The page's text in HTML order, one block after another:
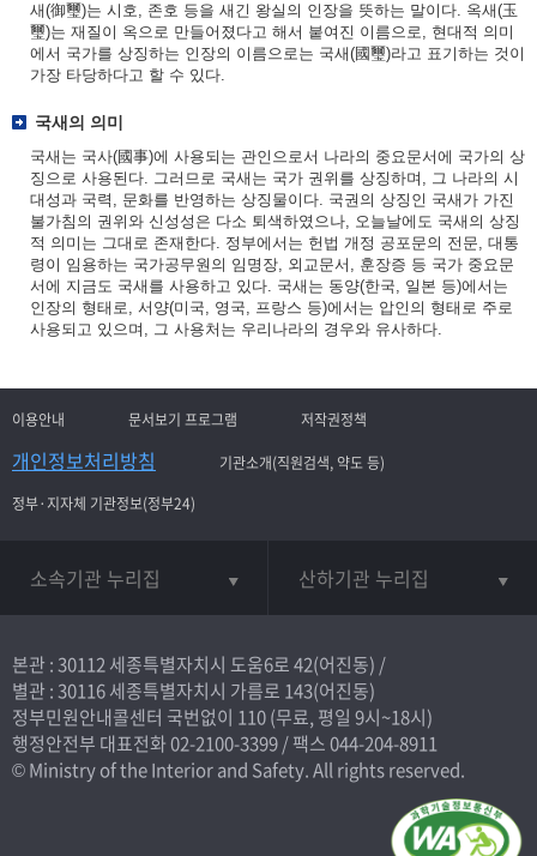
새(御璽)는 시호, 존호 등을 새긴 왕실의 인장을 뜻하는 말이다. 옥새(玉
璽)는 재질이 옥으로 만들어졌다고 해서 붙여진 이름으로, 현대적 의미
에서 국가를 상징하는 인장의 이름으로는 국새(國璽)라고 표기하는 것이
가장 타당하다고 할 수 있다.
국새의 의미
국새는 국사(國事)에 사용되는 관인으로서 나라의 중요문서에 국가의 상
징으로 사용된다. 그러므로 국새는 국가 권위를 상징하며, 그 나라의 시
대성과 국력, 문화를 반영하는 상징물이다. 국권의 상징인 국새가 가진
불가침의 권위와 신성성은 다소 퇴색하였으나, 오늘날에도 국새의 상징
적 의미는 그대로 존재한다. 정부에서는 헌법 개정 공포문의 전문, 대통
령이 임용하는 국가공무원의 임명장, 외교문서, 훈장증 등 국가 중요문
서에 지금도 국새를 사용하고 있다. 국새는 동양(한국, 일본 등)에서는
인장의 형태로, 서양(미국, 영국, 프랑스 등)에서는 압인의 형태로 주로
사용되고 있으며, 그 사용처는 우리나라의 경우와 유사하다.
이용안내 문서보기 프로그램 저작권정책
개인정보처리방침
기관소개(직원검색, 약도 등)
정부·지자체 기관정보(정부24)
소속기관 누리집 산하기관 누리집
본관 : 30112 세종특별자치시 도움6로 42(어진동) /
별관 : 30116 세종특별자치시 가름로 143(어진동)
정부민원안내콜센터 국번없이 110(무료, 평일 9시~18시)
행정안전부 대표전화02-2100-3399/ 팩스 044-204-8911
© Ministry of the Interior and Safety. All rights reserved.